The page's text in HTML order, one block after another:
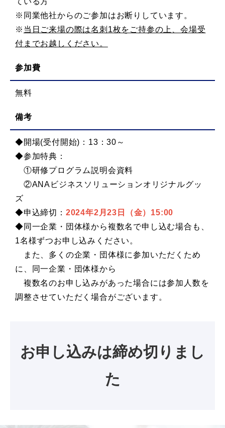
※同業他社からのご参加はお断りしています。
※ 当日ご来場の際は名刺1枚をご持参の上、会場受
付までお越しください。
参加費
無料
備考
◆開場(受付開始)：13：30～
◆参加特典：
①研修プログラム説明会資料
②ANAビジネスソリューションオリジナルグッ
ズ
◆申込締切： 2024年2月23日（金）15:00
◆同一企業・団体様から複数名で申し込む場合も、
1名様ずつお申し込みください。
また、多くの企業・団体様に参加いただくため
に、同一企業・団体様から
複数名のお申し込みがあった場合には参加人数を
調整させていただく場合がございます。
お申し込みは締め切りまし
た